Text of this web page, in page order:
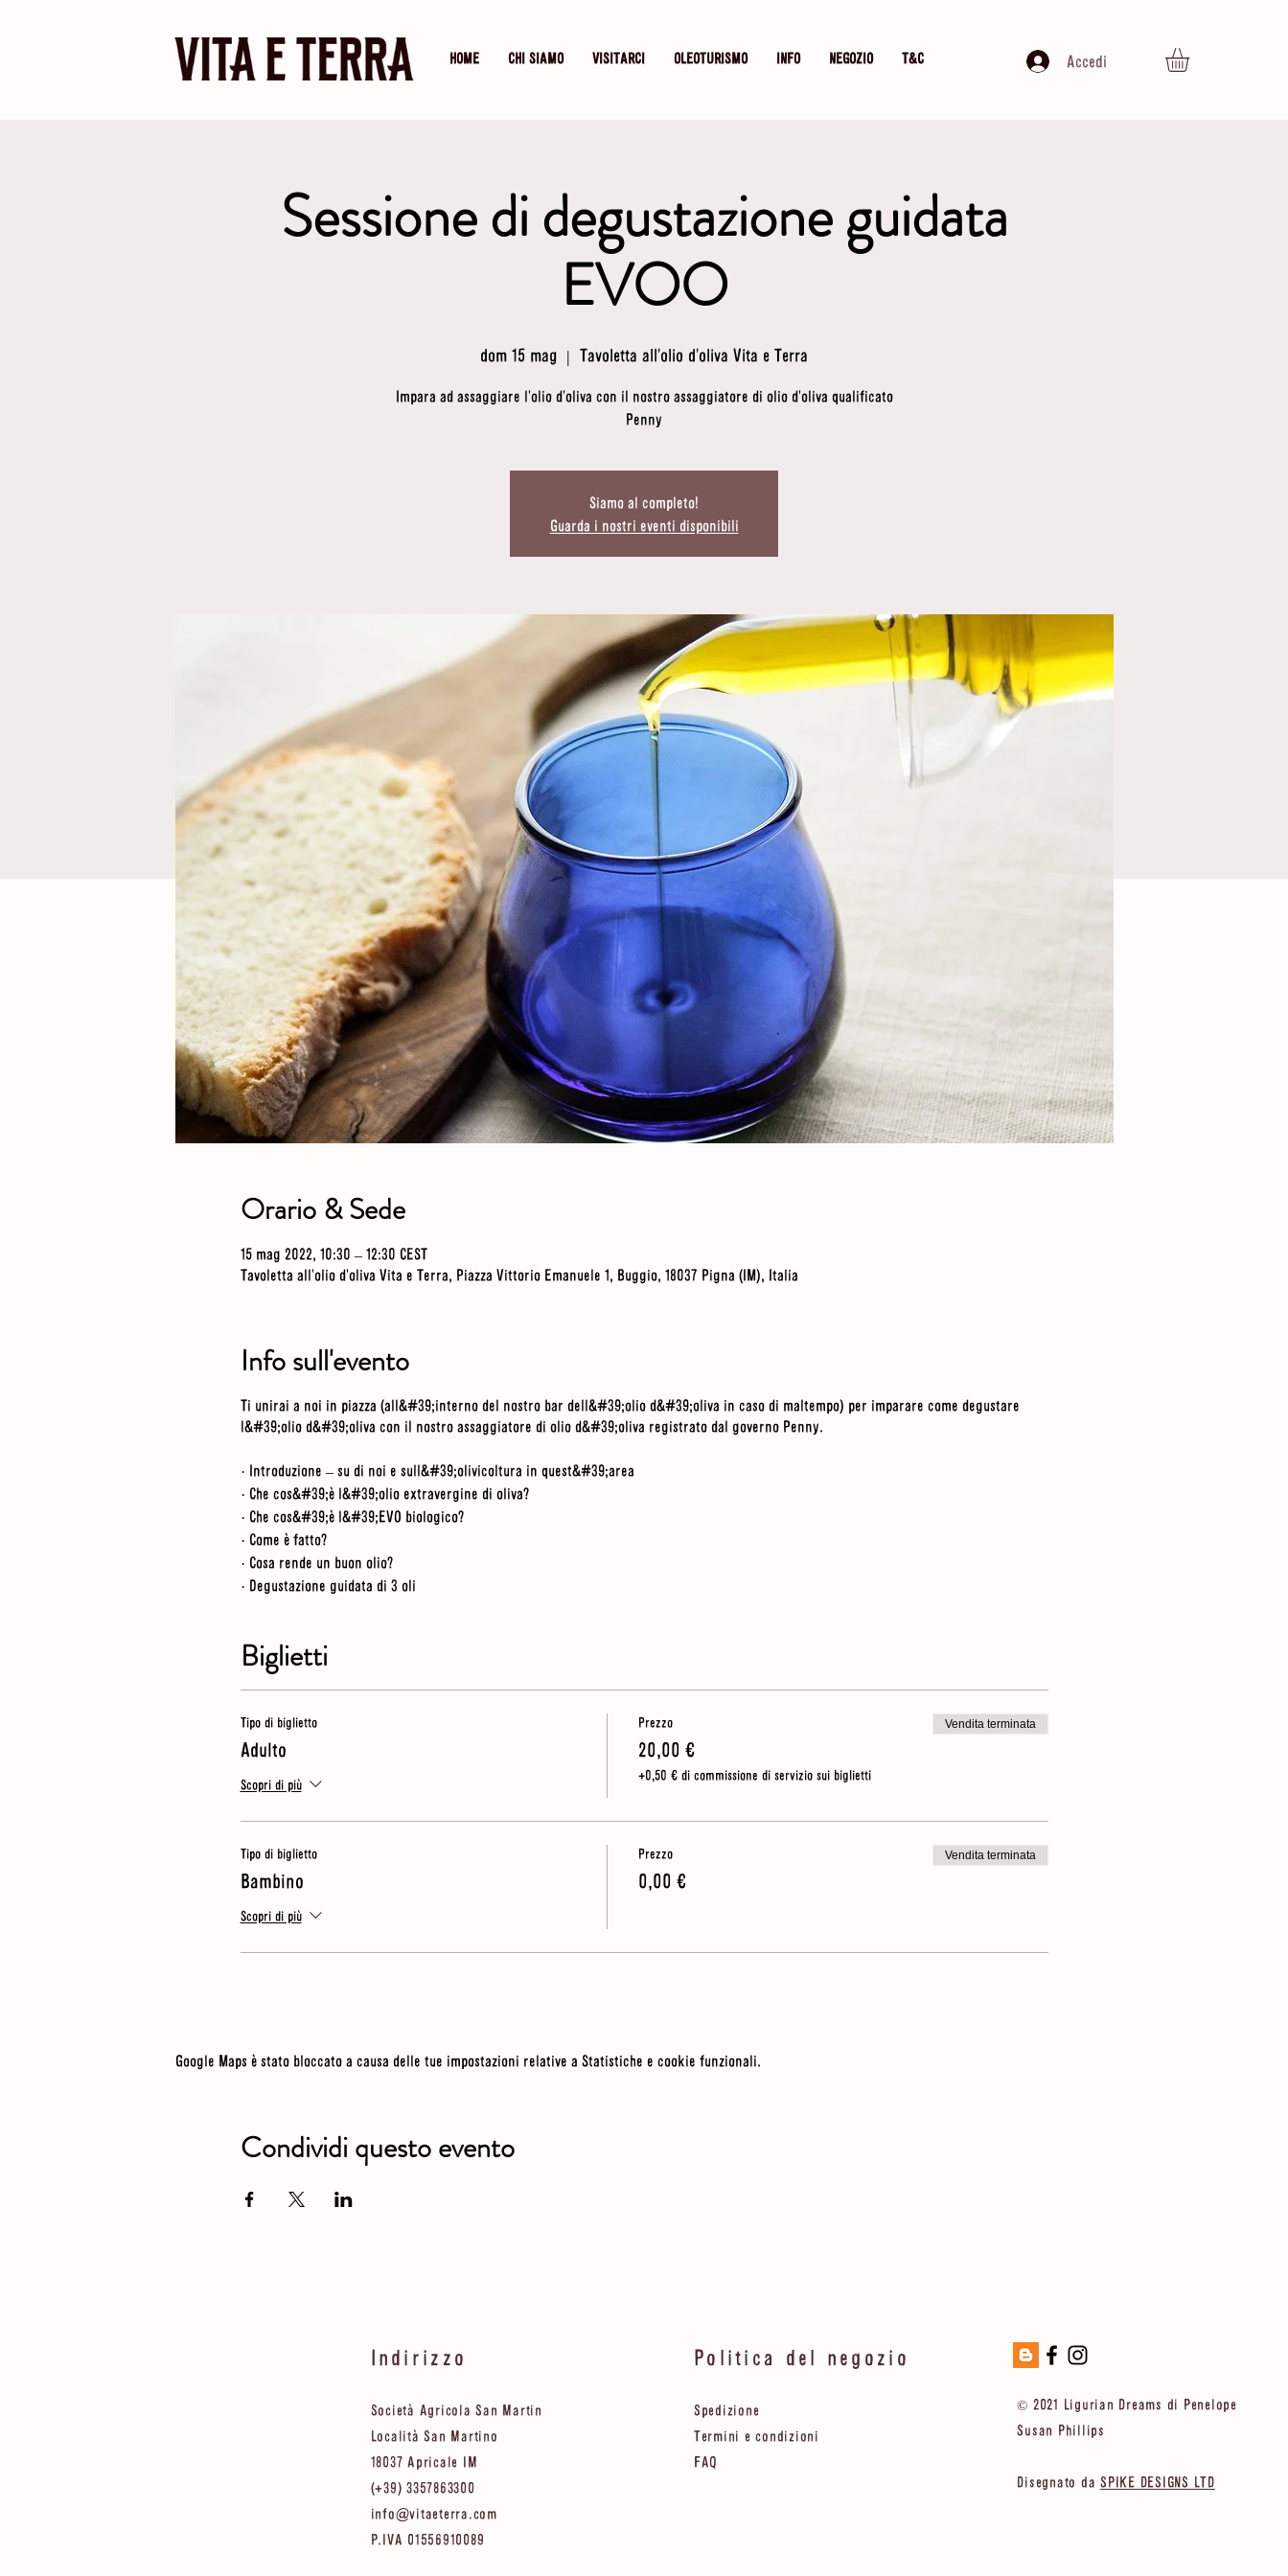
Accedi
HOME CHI SIAMO VISITARCI OLEOTURISMO INFO NEGOZIO T&C
Sessione di degustazione guidata
EVOO
dom 15 mag
  |
Tavoletta all'olio d'oliva Vita e Terra
Impara ad assaggiare l'olio d'oliva con il nostro assaggiatore di olio d'oliva qualificato
Penny
Siamo al completo!
Guarda i nostri eventi disponibili
Orario & Sede
15 mag 2022, 10:30 – 12:30 CEST
Tavoletta all'olio d'oliva Vita e Terra, Piazza Vittorio Emanuele 1, Buggio, 18037 Pigna (IM), Italia
Info sull'evento
Ti unirai a noi in piazza (all&#39;interno del nostro bar dell&#39;olio d&#39;oliva in caso di maltempo) per imparare come degustare
l&#39;olio d&#39;oliva con il nostro assaggiatore di olio d&#39;oliva registrato dal governo Penny.
· Introduzione – su di noi e sull&#39;olivicoltura in quest&#39;area
· Che cos&#39;è l&#39;olio extravergine di oliva?
· Che cos&#39;è l&#39;EVO biologico?
· Come è fatto?
· Cosa rende un buon olio?
· Degustazione guidata di 3 oli
Biglietti
Tipo di biglietto
Adulto
Scopri di più
Prezzo
20,00 €
+0,50 € di commissione di servizio sui biglietti
Vendita terminata
Tipo di biglietto
Bambino
Scopri di più
Prezzo
0,00 €
Vendita terminata
Google Maps è stato bloccato a causa delle tue impostazioni relative a Statistiche e cookie funzionali.
Condividi questo evento
Indirizzo
Società Agricola San Martin
Località San Martino
18037 Apricale IM
(+39) 3357863300
info@vitaeterra.com
P.IVA 01556910089
Politica del negozio
Spedizione
Termini e condizioni
FAQ
© 2021 Ligurian Dreams di Penelope
Susan Phillips
Disegnato daSPIKE DESIGNS LTD